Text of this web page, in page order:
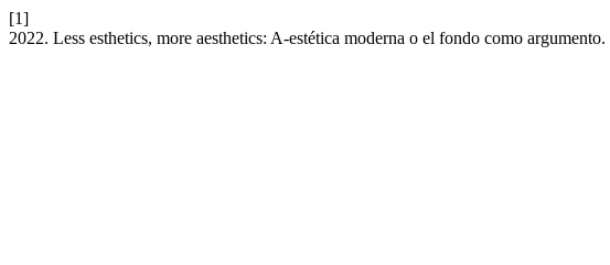
[1]
2022. Less esthetics, more aesthetics: A-estética moderna o el fondo como argumento.